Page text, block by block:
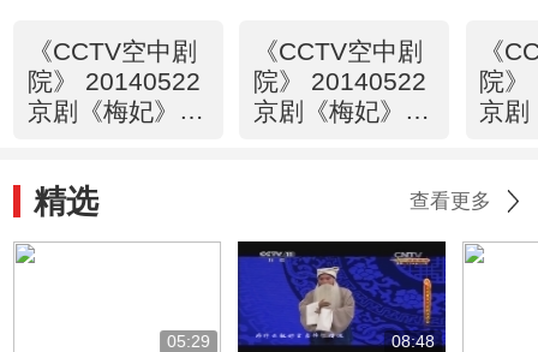
《CCTV空中剧
院》 20140522
京剧《梅妃》
《CCTV空中剧
院》 20140522
京剧《梅妃》
《
院》
京剧
精选 查看更多
05:29 08:48